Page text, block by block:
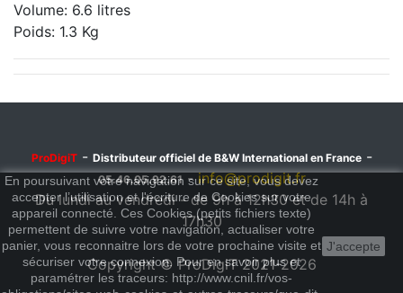
Volume: 6.6 litres
Poids: 1.3 Kg
En poursuivant votre navigation sur ce site, vous devez
accepter l’utilisation et l'écriture de Cookies sur votre
appareil connecté. Ces Cookies (petits fichiers texte)
permettent de suivre votre navigation, actualiser votre
panier, vous reconnaitre lors de votre prochaine visite et
sécuriser votre connexion. Pour en savoir plus et
paramétrer les traceurs: http://www.cnil.fr/vos-
J'accepte
ProDigiT- Distributeur officiel de B&W International en France-
05.46.05.92.61-info@prodigit.fr
Du lundi au vendredi - de 9h à 12h30 et de 14h à
17h30
Copyright © ProDigiT 2021-2026